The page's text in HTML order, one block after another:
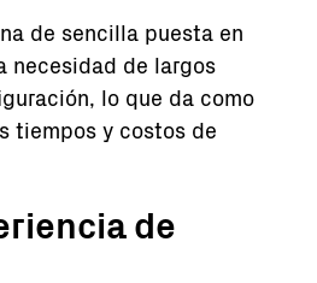
de sencilla puesta en
necesidad de largos
lo que da como
tiempos y costos de
de